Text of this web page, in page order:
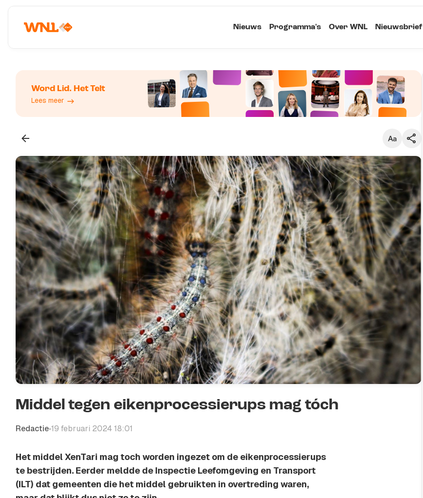
Nieuws Programma's Over WNL Nieuwsbrief
Word Lid. Het Telt
Lees meer
Klein
Standaard
Groot
Kopieer link
Middel tegen eikenprocessierups mag tóch
Redactie•19 februari 2024 18:01
Het middel XenTari mag toch worden ingezet om de eikenprocessierups
te bestrijden. Eerder meldde de Inspectie Leefomgeving en Transport
(ILT) dat gemeenten die het middel gebruikten in overtreding waren,